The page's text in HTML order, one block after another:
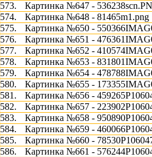
573.
Картинка №647 -
574.
Картинка №648 - 81465m1.png
575.
Картинка №650 -
576.
Картинка №651 -
577.
Картинка №652 -
578.
Картинка №653 -
579.
Картинка №654 -
580.
Картинка №655 -
581.
Картинка №656 -
582.
Картинка №657 -
583.
Картинка №658 -
584.
Картинка №659 -
585.
Картинка №660 -
586.
Картинка №661 -